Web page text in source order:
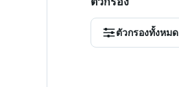
ตัวกรองทั้งหมด